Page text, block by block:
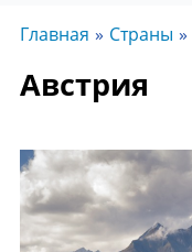
Главная Страны
Австрия